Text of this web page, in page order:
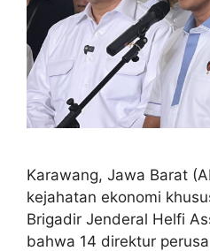
Karawang, Jawa Barat
kejahatan ekonomi
Brigadir Jenderal Helfi
bahwa 14 direktur